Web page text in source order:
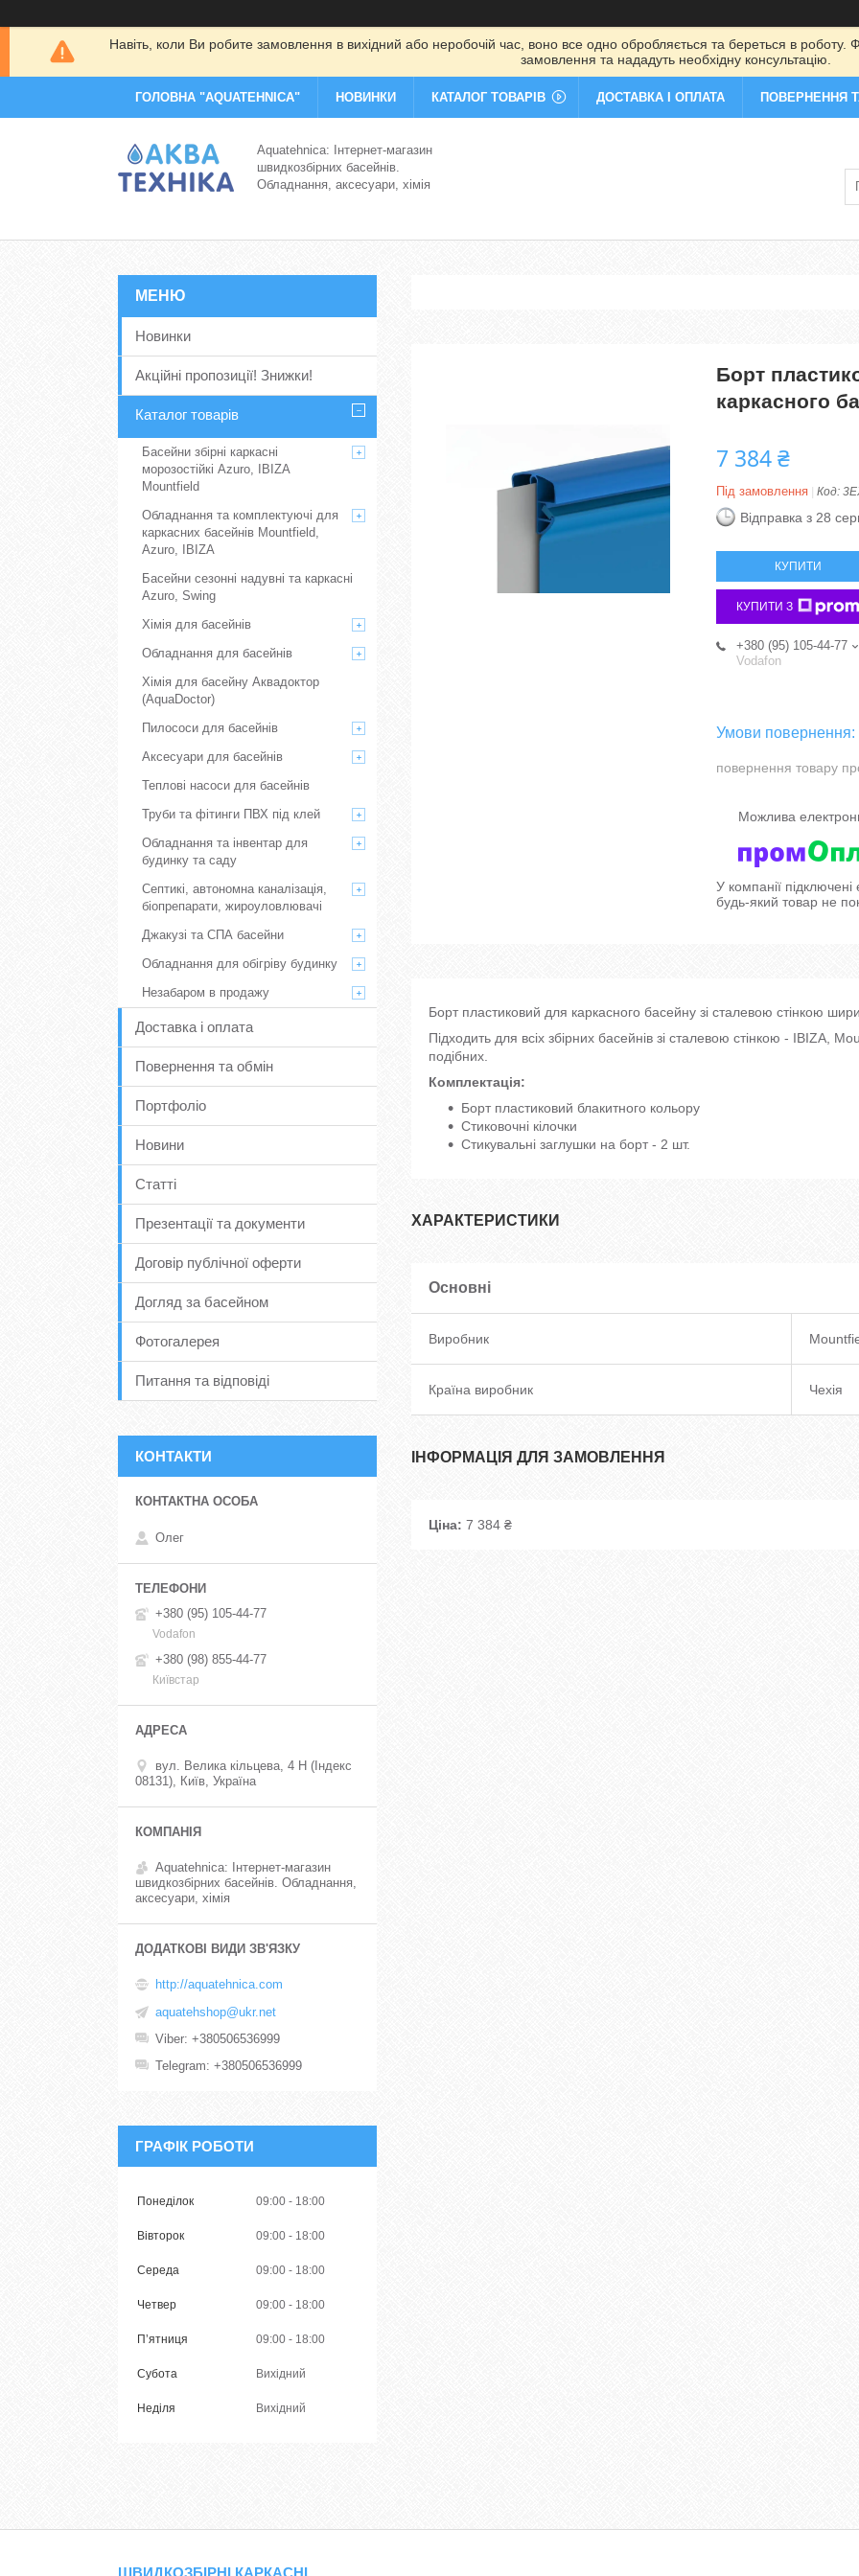
Навіть, коли Ви робите замовлення в вихідний або неробочій час, воно все одно обробляється та береться в роботу.
замовлення та нададуть необхідну консультацію.
ГОЛОВНА "AQUATEHNICA" НОВИНКИ КАТАЛОГ ТОВАРІВ ДОСТАВКА І ОПЛАТА ПОВЕРНЕННЯ
Aquatehnica: Інтернет-магазин
швидкозбірних басейнів.
Обладнання, аксесуари, хімія
Борт
каркасного
7 384 ₴
Під замовлення Код:
Відправка з 28
КУПИТИ
КУПИТИ З
+380 (95) 105-44-77
Vodafon
повернення товару
У компанії
будь-який товар не
Борт пластиковий для каркасного басейну зі сталевою стінкою
Підходить для всіх збірних басейнів зі сталевою стінкою - IBIZA,
подібних.
Комплектація:
Борт пластиковий блакитного кольору
Стиковочні кілочки
Стикувальні заглушки на борт - 2 шт.
ХАРАКТЕРИСТИКИ
Основні
Виробник
Країна виробник Чехія
ІНФОРМАЦІЯ ДЛЯ ЗАМОВЛЕННЯ
Ціна: 7 384 ₴
Новинки
Акційні пропозиції! Знижки!
Каталог товарів
Басейни збірні каркасні
морозостійкі Azuro, IBIZA
Mountfield
Обладнання та комплектуючі для
каркасних басейнів Mountfield,
Azuro, IBIZA
Басейни сезонні надувні та каркасні
Azuro, Swing
Хімія для басейнів
Обладнання для басейнів
Хімія для басейну Аквадоктор
(AquaDoctor)
Пилососи для басейнів
Аксесуари для басейнів
Теплові насоси для басейнів
Труби та фітинги ПВХ під клей
Обладнання та інвентар для
будинку та саду
Септикі, автономна каналізація,
біопрепарати, жироуловлювачі
Джакузі та СПА басейни
Обладнання для обігріву будинку
Незабаром в продажу
Доставка і оплата
Повернення та обмін
Портфоліо
Новини
Статті
Презентації та документи
Договір публічної оферти
Догляд за басейном
Фотогалерея
Питання та відповіді
КОНТАКТИ
Олег
+380 (95) 105-44-77
Vodafon
+380 (98) 855-44-77
Київстар
вул. Велика кільцева, 4 Н (Індекс
08131), Київ, Україна
Aquatehnica: Інтернет-магазин
швидкозбірних басейнів. Обладнання,
аксесуари, хімія
http://aquatehnica.com
aquatehshop@ukr.net
Viber +380506536999
Telegram +380506536999
ГРАФІК РОБОТИ
Понеділок 09:00 18:00
Вівторок 09:00 18:00
Середа 09:00 18:00
Четвер 09:00 18:00
Пʼятниця 09:00 18:00
Субота Вихідний
Неділя Вихідний
ШВИДКОЗБІРНІ КАРКАСНІ